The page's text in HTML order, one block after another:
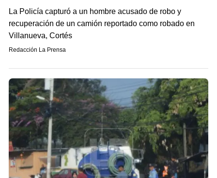
La Policía capturó a un hombre acusado de robo y
recuperación de un camión reportado como robado en
Villanueva, Cortés
Redacción La Prensa